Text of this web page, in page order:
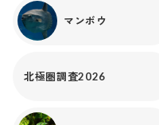
マンボウ
北極圏調査2026